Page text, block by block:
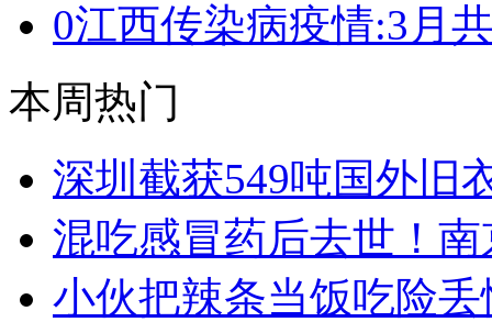
0江西传染病疫情:3月
本周热门
深圳截获549吨国外旧
混吃感冒药后去世！
小伙把辣条当饭吃险